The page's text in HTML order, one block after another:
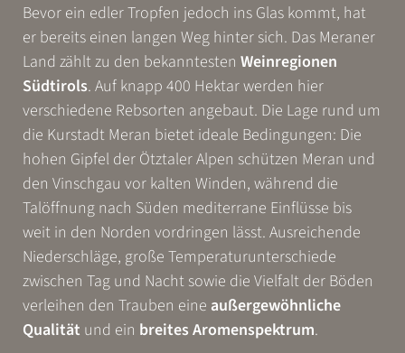
Bevor ein edler Tropfen jedoch ins Glas kommt, hat
er bereits einen langen Weg hinter sich. Das Meraner
Land zählt zu den bekanntesten Weinregionen
Südtirols. Auf knapp 400 Hektar werden hier
verschiedene Rebsorten angebaut. Die Lage rund um
die Kurstadt Meran bietet ideale Bedingungen: Die
hohen Gipfel der Ötztaler Alpen schützen Meran und
den Vinschgau vor kalten Winden, während die
Talöffnung nach Süden mediterrane Einflüsse bis
weit in den Norden vordringen lässt. Ausreichende
Niederschläge, große Temperaturunterschiede
zwischen Tag und Nacht sowie die Vielfalt der Böden
verleihen den Trauben eine außergewöhnliche
Qualität und ein breites Aromenspektrum.
WONACH SUCHEN SIE?
Suchen
Häufige Suchanfragen